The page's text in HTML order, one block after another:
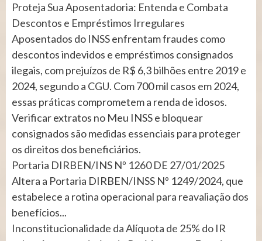
Proteja Sua Aposentadoria: Entenda e Combata
Descontos e Empréstimos Irregulares
Aposentados do INSS enfrentam fraudes como
descontos indevidos e empréstimos consignados
ilegais, com prejuízos de R$ 6,3 bilhões entre 2019 e
2024, segundo a CGU. Com 700 mil casos em 2024,
essas práticas comprometem a renda de idosos.
Verificar extratos no Meu INSS e bloquear
consignados são medidas essenciais para proteger
os direitos dos beneficiários.
Portaria DIRBEN/INS Nº 1260 DE 27/01/2025
Altera a Portaria DIRBEN/INSS Nº 1249/2024, que
estabelece a rotina operacional para reavaliação dos
benefícios...
Inconstitucionalidade da Alíquota de 25% do IR